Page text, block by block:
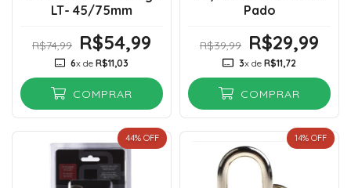
LT- 45/75mm
R$74,99 R$54,99
6x deR$11,03
COMPRAR
Pado
R$39,99 R$29,99
3x de R$11,72
COMPRAR
44% OFF 14% OFF